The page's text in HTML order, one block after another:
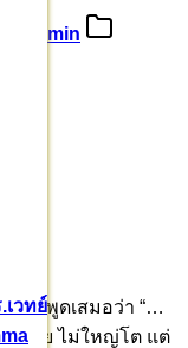
วทย์
admin
กจะพูดเสมอว่า “…
มวินัย ไม่ใหญ่โต แต่